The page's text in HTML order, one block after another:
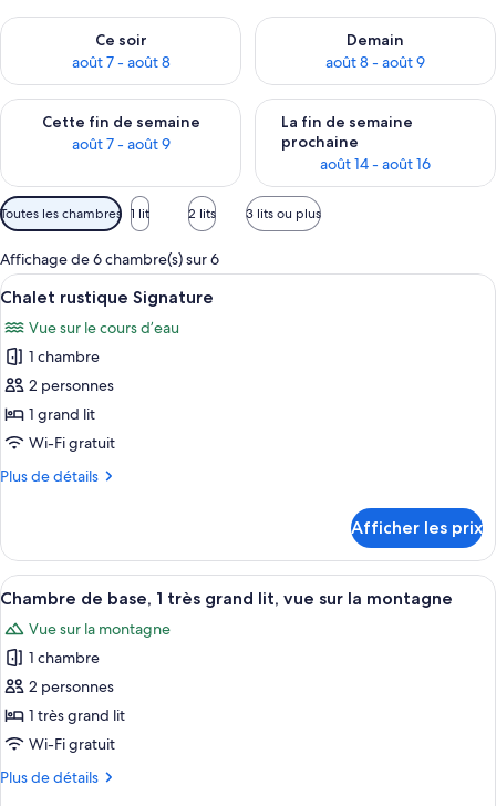
Ce soir
août 7 - août 8
Vérifier la disponibilité pour ce soir août 7 - août 8
Demain
août 8 - août 9
Vérifier la disponibilité pour
Cette fin de semaine
août 7 - août 9
Vérifier la disponibilité pour cette fin de semaine août 7 -
La fin de semaine
prochaine
août 14 - août 16
Vérifier la disponibilité pour
Filtres
disponibles
pour
les
chambres
Toutes les chambres 1 lit 2 lits 3 lits ou plus
Affichage de 6 chambre(s) sur 6
Afficher
toutes
les
photos
pour
ce
type
chambre :
Signature
Une chambre à coucher avec un lit
8
Chalet rustique Signature
Vue sur le cours d’eau
1 chambre
2 personnes
1 grand lit
Wi-Fi gratuit
Plus de détails
Plus
Chalet
rustique
Signature
Afficher les prix
Afficher
toutes
les
photos
pour
ce
type
chambre :
Une chambre d’hôtel avec un
6
Chambre de base, 1 très grand lit, vue sur la montagne
Vue sur la montagne
1 chambre
2 personnes
1 très grand lit
Wi-Fi gratuit
Plus de détails
Plus